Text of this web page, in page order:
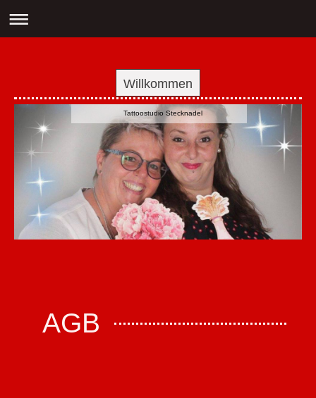
Willkommen
Tattoostudio Stecknadel
AGB